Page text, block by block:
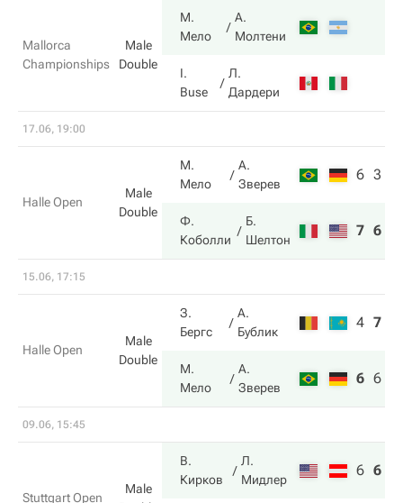
Mallorca
Championships
Male
Double
М.
Мело
А.
Молтени
I.
Buse
Л.
Дардери
17.06, 19:00
Halle Open
Male
Double
М.
Мело
А.
Зверев
6 3
Ф.
Коболли
Б.
Шелтон
7 6
15.06, 17:15
Halle Open
Male
Double
З.
Бергс
А.
Бублик
4 7
М.
Мело
А.
Зверев
6 6
09.06, 15:45
Stuttgart Open
Male
В.
Кирков
Л.
Мидлер
6 6